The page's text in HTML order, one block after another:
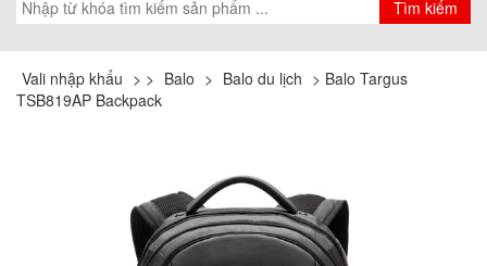
Vali nhập khẩu > > Balo > Balo du lịch > Balo Targus
TSB819AP Backpack